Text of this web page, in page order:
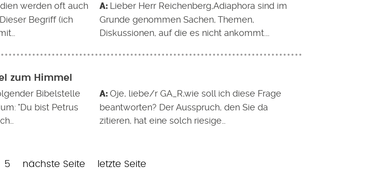
werden oft auch
Begriff (ich
Lieber Herr Reichenberg,Adiaphora sind im
Grunde genommen Sachen, Themen,
Diskussionen, auf die es nicht ankommt.…
zum Himmel
Bibelstelle
"Du bist Petrus
Oje, liebe/r GA_R,wie soll ich diese Frage
beantworten? Der Ausspruch, den Sie da
zitieren, hat eine solch riesige…
Page
5
Nächste
nächste Seite
Letzte
letzte Seite